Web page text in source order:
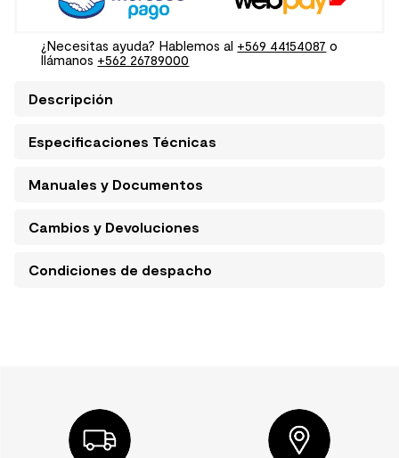
¿Necesitas ayuda? Hablemos al +569 44154087 o
llámanos +562 26789000
Descripción
Especificaciones Técnicas
Manuales y Documentos
Cambios y Devoluciones
Condiciones de despacho